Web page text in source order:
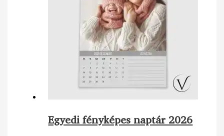
Egyedi fényképes naptár 2026